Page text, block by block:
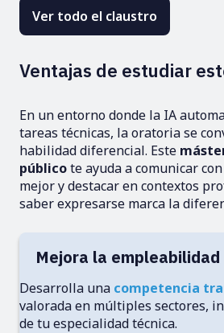
Ver todo el claustro
Ventajas de estudiar
En un entorno donde la IA
tareas técnicas, la oratoria se
habilidad diferencial. Este
públicote ayuda a comunicar
mejor y destacar en contextos
saber expresarse marca la
Mejora la empleabilidad
Desarrolla una competencia
valorada en múltiples sectores,
de tu especialidad técnica.